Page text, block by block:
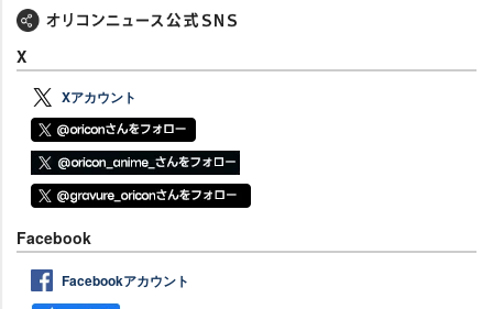
X
Xアカウント
Facebook
Facebookアカウント